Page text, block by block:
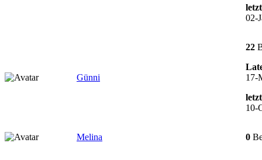
02-
Günni
22
17-
10-
Melina 0